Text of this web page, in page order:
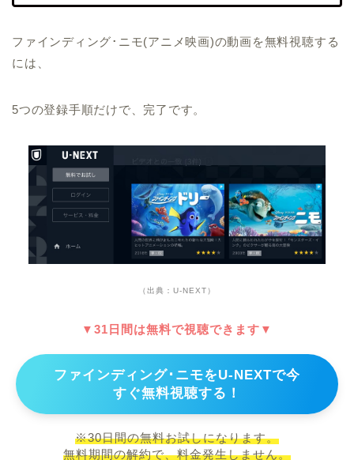
ファインディング･ニモ(アニメ映画)の動画を無料視聴する
には、
5つの登録手順だけで、完了です。
（出典：U-NEXT）
▼31日間は無料で視聴できます▼
ファインディング･ニモをU-NEXTで今
すぐ無料視聴する！
※30日間の無料お試しになります。
無料期間の解約で、料金発生しません。